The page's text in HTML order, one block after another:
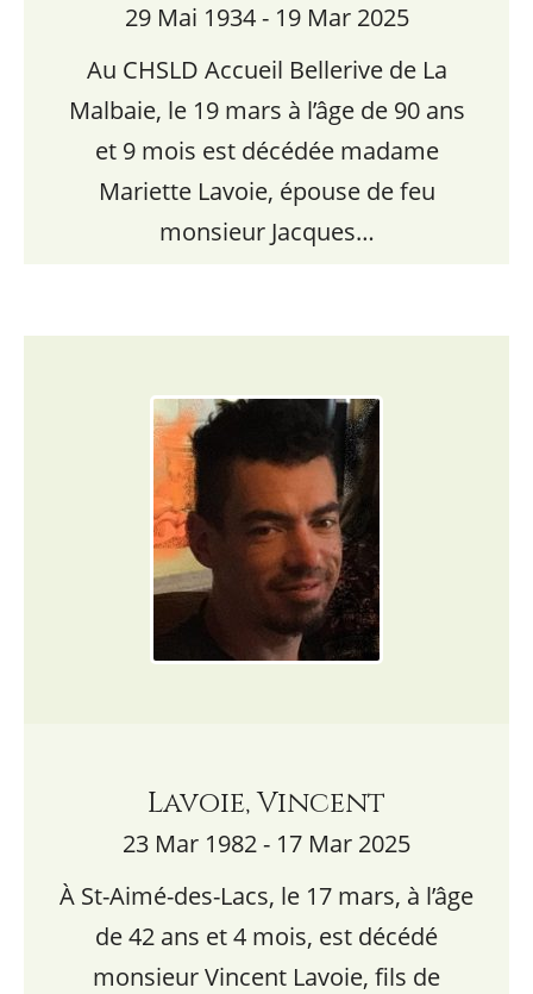
29 Mai 1934 - 19 Mar 2025
Au CHSLD Accueil Bellerive de La
Malbaie, le 19 mars à l’âge de 90 ans
et 9 mois est décédée madame
Mariette Lavoie, épouse de feu
monsieur Jacques…
Lavoie, Vincent
23 Mar 1982 - 17 Mar 2025
À St-Aimé-des-Lacs, le 17 mars, à l’âge
de 42 ans et 4 mois, est décédé
monsieur Vincent Lavoie, fils de